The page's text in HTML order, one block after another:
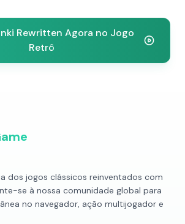
Rewritten Agora no Jogo
Retrô
dos jogos clássicos reinventados com
se à nossa comunidade global para
no navegador, ação multijogador e